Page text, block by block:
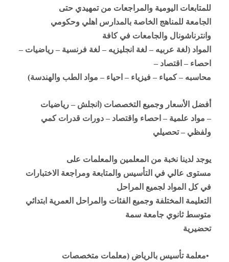
للمتابعات اليومية والمراجعات من تمهيدي حتى
الجامعة للمناهج الخاصة بالمدارس اهلي وحكومي
وانترناشونال والجامعات في كافة
المواد (لغة عربيه – لغة انجليزيه – لغة فرنسية – رياضيات –
احصاء – اقتصاد –
محاسبه – كمياء – فيزياء – احياء – مواد الطب والهندسة)
أفضل الأسعار وجميع التخصصات (انجلش – رياضيات
– مواد علمية – احصاء واقتصاد – دورات قدرات كمي
ولفظي – تحصيلي
يوجد لدينا نخبة من المعلمين والمعلمات على
مستوى عالي في التأسيس والمتابعة ومراجعة الاختبارات
في كل المواد لجميع المراحل
التعليمة المختلفة وجميع الفئات والمراحل العمرية ابتدائي
متوسط ثانوي جامعة سمة
تحضيرية
•معلمة تأسيس بالرياض (معلمات متخصصات